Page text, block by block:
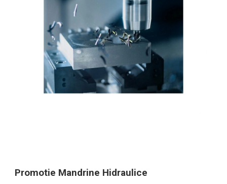
Promotie Mandrine Hidraulice